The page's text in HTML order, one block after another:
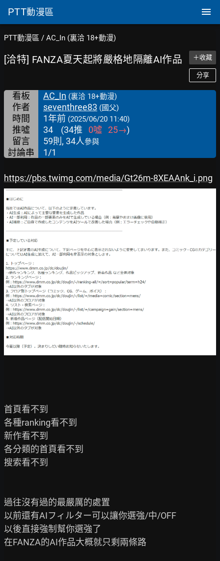
PTT動漫區
PTT動漫區 / AC_In (裏洽 18+動漫)
[洽特] FANZA夏天起將嚴格地隔離AI作品 ＋收藏
分享
看板 AC_In (裏洽 18+動漫)
作者 seventhree83 (國父)
時間 1年前 (2025/06/20 11:40)
推噓 34 (34推 0噓 25→)
留言
59則, 34人參與
討論串 1/1
https://pbs.twimg.com/media/Gt26m-8XEAAnk_i.png
首頁看不到
各種ranking看不到
新作看不到
各分類的首頁看不到
搜索看不到
過往沒有過的最嚴厲的處置
以前還有AIフィルター可以讓你選強/中/OFF
以後直接強制幫你選強了
在FANZA的AI作品大概就只剩兩條路